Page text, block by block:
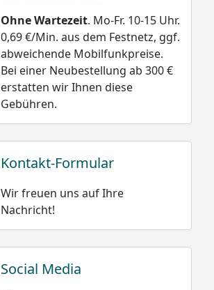
Ohne Wartezeit. Mo-Fr. 10-15 Uhr.
0,69 €/Min. aus dem Festnetz, ggf.
abweichende Mobilfunkpreise.
Bei einer Neubestellung ab 300 €
erstatten wir Ihnen diese
Gebühren.
Kontakt-Formular
Wir freuen uns auf Ihre
Nachricht!
Social Media